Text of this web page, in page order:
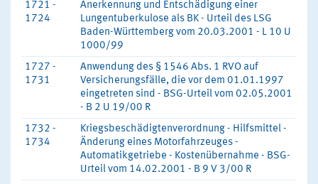
1721 -
1724
Anerkennung und Entschädigung einer
Lungentuberkulose als BK - Urteil des LSG
Baden-Württemberg vom 20.03.2001 - L 10 U
1000/99
1727 -
1731
Anwendung des § 1546 Abs. 1 RVO auf
Versicherungsfälle, die vor dem 01.01.1997
eingetreten sind - BSG-Urteil vom 02.05.2001
- B 2 U 19/00 R
1732 -
1734
Kriegsbeschädigtenverordnung - Hilfsmittel -
Änderung eines Motorfahrzeuges -
Automatikgetriebe - Kostenübernahme - BSG-
Urteil vom 14.02.2001 - B 9 V 3/00 R